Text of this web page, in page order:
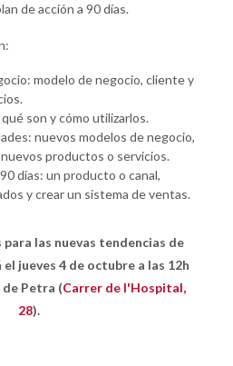
de acción a 90 días.
modelo de negocio, cliente y
son y cómo utilizarlos.
nuevos modelos de negocio,
productos o servicios.
días: un producto o canal,
y crear un sistema de ventas.
las nuevas tendencias de
jueves 4 de octubre a las 12h
Petra (Carrer de l'Hospital,
28).